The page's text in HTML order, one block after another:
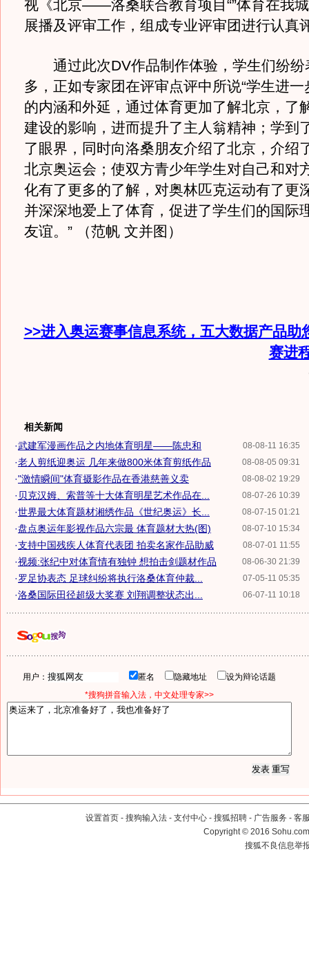
视《北京——洛桑联合教育项目“”体育在我
展播及评审工作，组成专业评审团进行认真
通过此次DV作品制作体验，学生们纷纷
多，正如专家团在评审点评中所说“学生进
的内涵和外延，通过体育更加了解北京，了
建设的影响，进而提升了主人翁精神；学到
了眼界，同时向洛桑朋友介绍了北京，介绍
北京奥运会；使双方青少年学生对自己和对
化有了更多的了解，对奥林匹克运动有了更
并深深地爱上了体育，促进了学生们的国际
友谊。” （范帆 文并图）
>>进入奥运赛事信息系统，五大数据产品助
赛进
相关新闻
08-08-11 16:35
·武建军漫画作品之内地体育明星——陈忠和
08-08-05 09:31
·老人剪纸迎奥运 几年来做800米体育剪纸作品
08-08-02 19:29
·"激情瞬间"体育摄影作品在香港慈善义卖
08-07-26 10:39
· 贝克汉姆、索普等十大体育明星艺术作品在...
08-07-15 01:21
·世界最大体育题材湘绣作品《世纪奥运》长...
08-07-10 15:34
·盘点奥运年影视作品六宗最 体育题材大热(图)
08-07-01 11:55
·支持中国残疾人体育代表团 拍卖名家作品助威
08-06-30 21:39
·视频:张纪中对体育情有独钟 想拍击剑题材作品
07-05-11 05:35
·罗足协表态 足球纠纷将执行洛桑体育仲裁...
06-07-11 10:18
·洛桑国际田径超级大奖赛 刘翔调整状态出...
用户： 匿名 隐藏地址
设为辩论话题
*搜狗拼音输入法，中文处理专家>>
设置首页 - 搜狗输入法 - 支付中心 - 搜狐招聘 - 广告服务 - 客
Copyright©2016
搜狐不良信息举